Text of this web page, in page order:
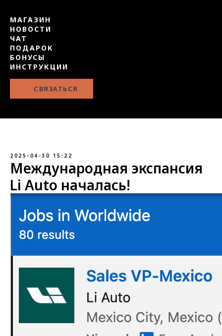
МАГАЗИН
НОВОСТИ
ЧАТ
ПОДАРОК
БОНУСЫ
ИНСТРУКЦИИ
СВЯЗАТЬСЯ
2025-04-30 15:22
Международная экспансия
Li Auto началась!